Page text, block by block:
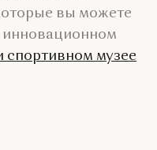
вы можете
спортивном музее